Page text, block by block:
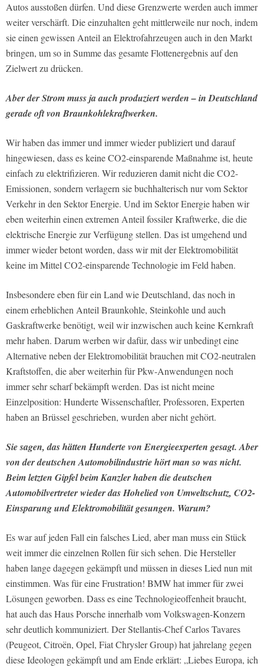
Autos ausstoßen dürfen. Und diese Grenzwerte werden auch immer
weiter verschärft. Die einzuhalten geht mittlerweile nur noch, indem
sie einen gewissen Anteil an Elektrofahrzeugen auch in den Markt
bringen, um so in Summe das gesamte Flottenergebnis auf den
Zielwert zu drücken.
Aber der Strom muss ja auch produziert werden – in Deutschland
gerade oft von Braunkohlekraftwerken.
Wir haben das immer und immer wieder publiziert und darauf
hingewiesen, dass es keine CO2-einsparende Maßnahme ist, heute
einfach zu elektrifizieren. Wir reduzieren damit nicht die CO2-
Emissionen, sondern verlagern sie buchhalterisch nur vom Sektor
Verkehr in den Sektor Energie. Und im Sektor Energie haben wir
eben weiterhin einen extremen Anteil fossiler Kraftwerke, die die
elektrische Energie zur Verfügung stellen. Das ist umgehend und
immer wieder betont worden, dass wir mit der Elektromobilität
keine im Mittel CO2-einsparende Technologie im Feld haben.
Insbesondere eben für ein Land wie Deutschland, das noch in
einem erheblichen Anteil Braunkohle, Steinkohle und auch
Gaskraftwerke benötigt, weil wir inzwischen auch keine Kernkraft
mehr haben. Darum werben wir dafür, dass wir unbedingt eine
Alternative neben der Elektromobilität brauchen mit CO2-neutralen
Kraftstoffen, die aber weiterhin für Pkw-Anwendungen noch
immer sehr scharf bekämpft werden. Das ist nicht meine
Einzelposition: Hunderte Wissenschaftler, Professoren, Experten
haben an Brüssel geschrieben, wurden aber nicht gehört.
Sie sagen, das hätten Hunderte von Energieexperten gesagt. Aber
von der deutschen Automobilindustrie hört man so was nicht.
Beim letzten Gipfel beim Kanzler haben die deutschen
Automobilvertreter wieder das Hohelied von Umweltschutz, CO2-
Einsparung und Elektromobilität gesungen. Warum?
Es war auf jeden Fall ein falsches Lied, aber man muss ein Stück
weit immer die einzelnen Rollen für sich sehen. Die Hersteller
haben lange dagegen gekämpft und müssen in dieses Lied nun mit
einstimmen. Was für eine Frustration! BMW hat immer für zwei
Lösungen geworben. Dass es eine Technologieoffenheit braucht,
hat auch das Haus Porsche innerhalb vom Volkswagen-Konzern
sehr deutlich kommuniziert. Der Stellantis-Chef Carlos Tavares
(Peugeot, Citroën, Opel, Fiat Chrysler Group) hat jahrelang gegen
diese Ideologen gekämpft und am Ende erklärt: „Liebes Europa, ich